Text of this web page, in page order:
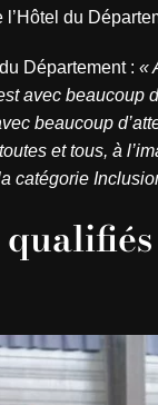
du
Département : «
avec beaucoup
beaucoup
et tous, à
catégorie